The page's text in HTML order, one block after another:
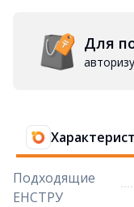
Для
Подходящие
ЕНСТРУ